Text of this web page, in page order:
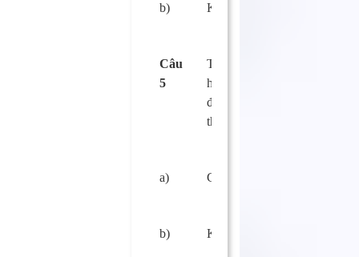
b) Không.
Câu
5
Thực phẩm đã hết
hạn sử dụng có
được phép bán ra
thị trường không?
a) Có.
b) Không.